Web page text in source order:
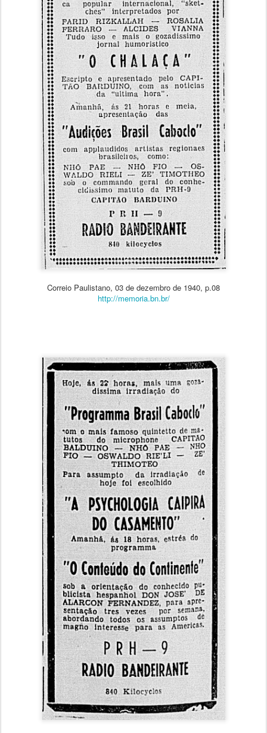
Correio Paulistano, 03 de dezembro de 1940, p.08
http://memoria.bn.br/